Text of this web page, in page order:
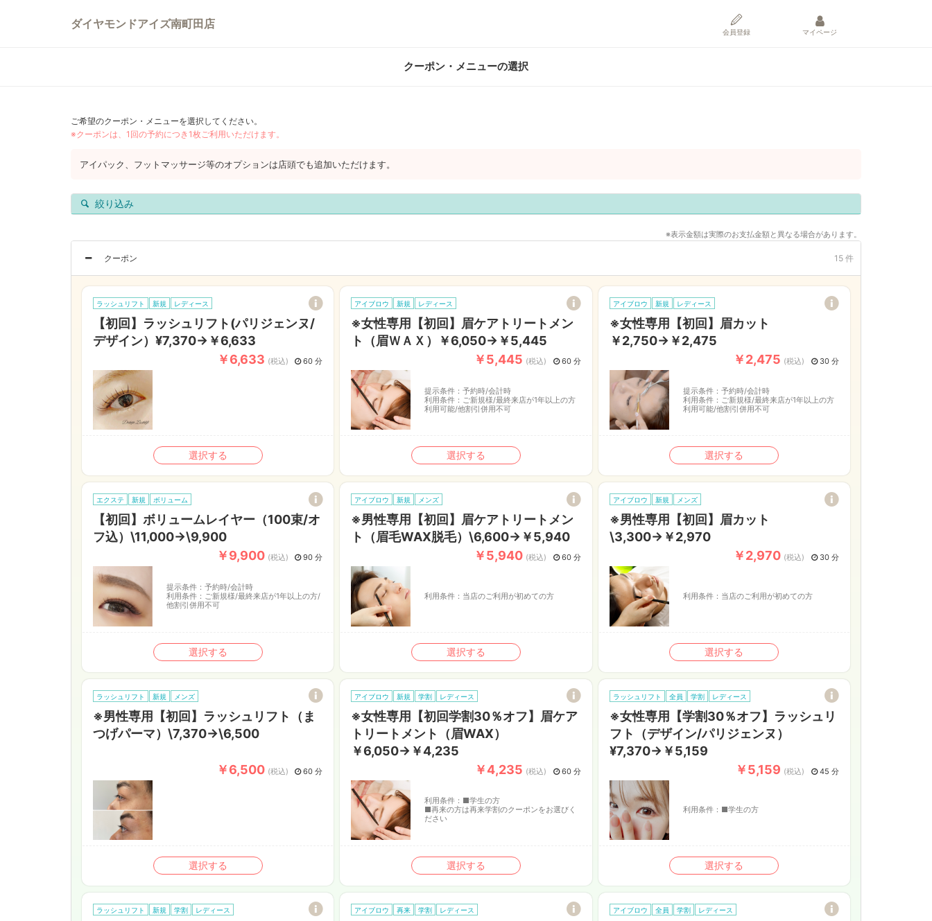
ダイヤモンドアイズ南町田店
会員登録 マイページ
クーポン・メニューの選択
ご希望のクーポン・メニューを選択してください。
※クーポンは、1回の予約につき1枚ご利用いただけます。
アイパック、フットマッサージ等のオプションは店頭でも追加いただけます。
絞り込み
※表示金額は実際のお支払金額と異なる場合があります。
クーポン 15 件
ラッシュリフト 新規 レディース
【初回】ラッシュリフト(パリジェンヌ/
デザイン）¥7,370→￥6,633
￥6,633 (税込) 60 分
選択する
アイブロウ 新規 レディース
※女性専用【初回】眉ケアトリートメン
ト（眉ＷＡＸ）￥6,050→￥5,445
￥5,445 (税込) 60 分
提示条件：予約時/会計時
利用条件： ご新規様/最終来店が1年以上の方
利用可能/他割引併用不可
選択する
アイブロウ 新規 レディース
※女性専用【初回】眉カット
￥2,750→￥2,475
￥2,475 (税込) 30 分
提示条件： 予約時/会計時
利用条件： ご新規様/最終来店が1年以上の方
利用可能/他割引併用不可
選択する
エクステ 新規 ボリューム
【初回】ボリュームレイヤー（100束/オ
フ込）\11,000→\9,900
￥9,900 (税込) 90 分
提示条件：予約時/会計時
利用条件： ご新規様/最終来店が1年以上の方/
他割引併用不可
選択する
アイブロウ 新規 メンズ
※男性専用【初回】眉ケアトリートメン
ト（眉毛WAX脱毛）\6,600→￥5,940
￥5,940 (税込) 60 分
利用条件： 当店のご利用が初めての方
選択する
アイブロウ 新規 メンズ
※男性専用【初回】眉カット
\3,300→￥2,970
￥2,970 (税込) 30 分
利用条件： 当店のご利用が初めての方
選択する
ラッシュリフト 新規 メンズ
※男性専用【初回】ラッシュリフト（ま
つげパーマ）\7,370→\6,500
￥6,500 (税込) 60 分
選択する
アイブロウ 新規 学割 レディース
※女性専用【初回学割30％オフ】眉ケア
トリートメント（眉WAX）
￥6,050→￥4,235
￥4,235 (税込) 60 分
利用条件： ■学生の方
■再来の方は再来学割のクーポンをお選びく
ださい
選択する
ラッシュリフト 全員 学割 レディース
※女性専用【学割30％オフ】ラッシュリ
フト（デザイン/パリジェンヌ）
¥7,370→￥5,159
￥5,159 (税込) 45 分
利用条件： ■学生の方
選択する
ラッシュリフト 新規 学割 レディース アイブロウ 再来 学割 レディース アイブロウ 全員 学割 レディース